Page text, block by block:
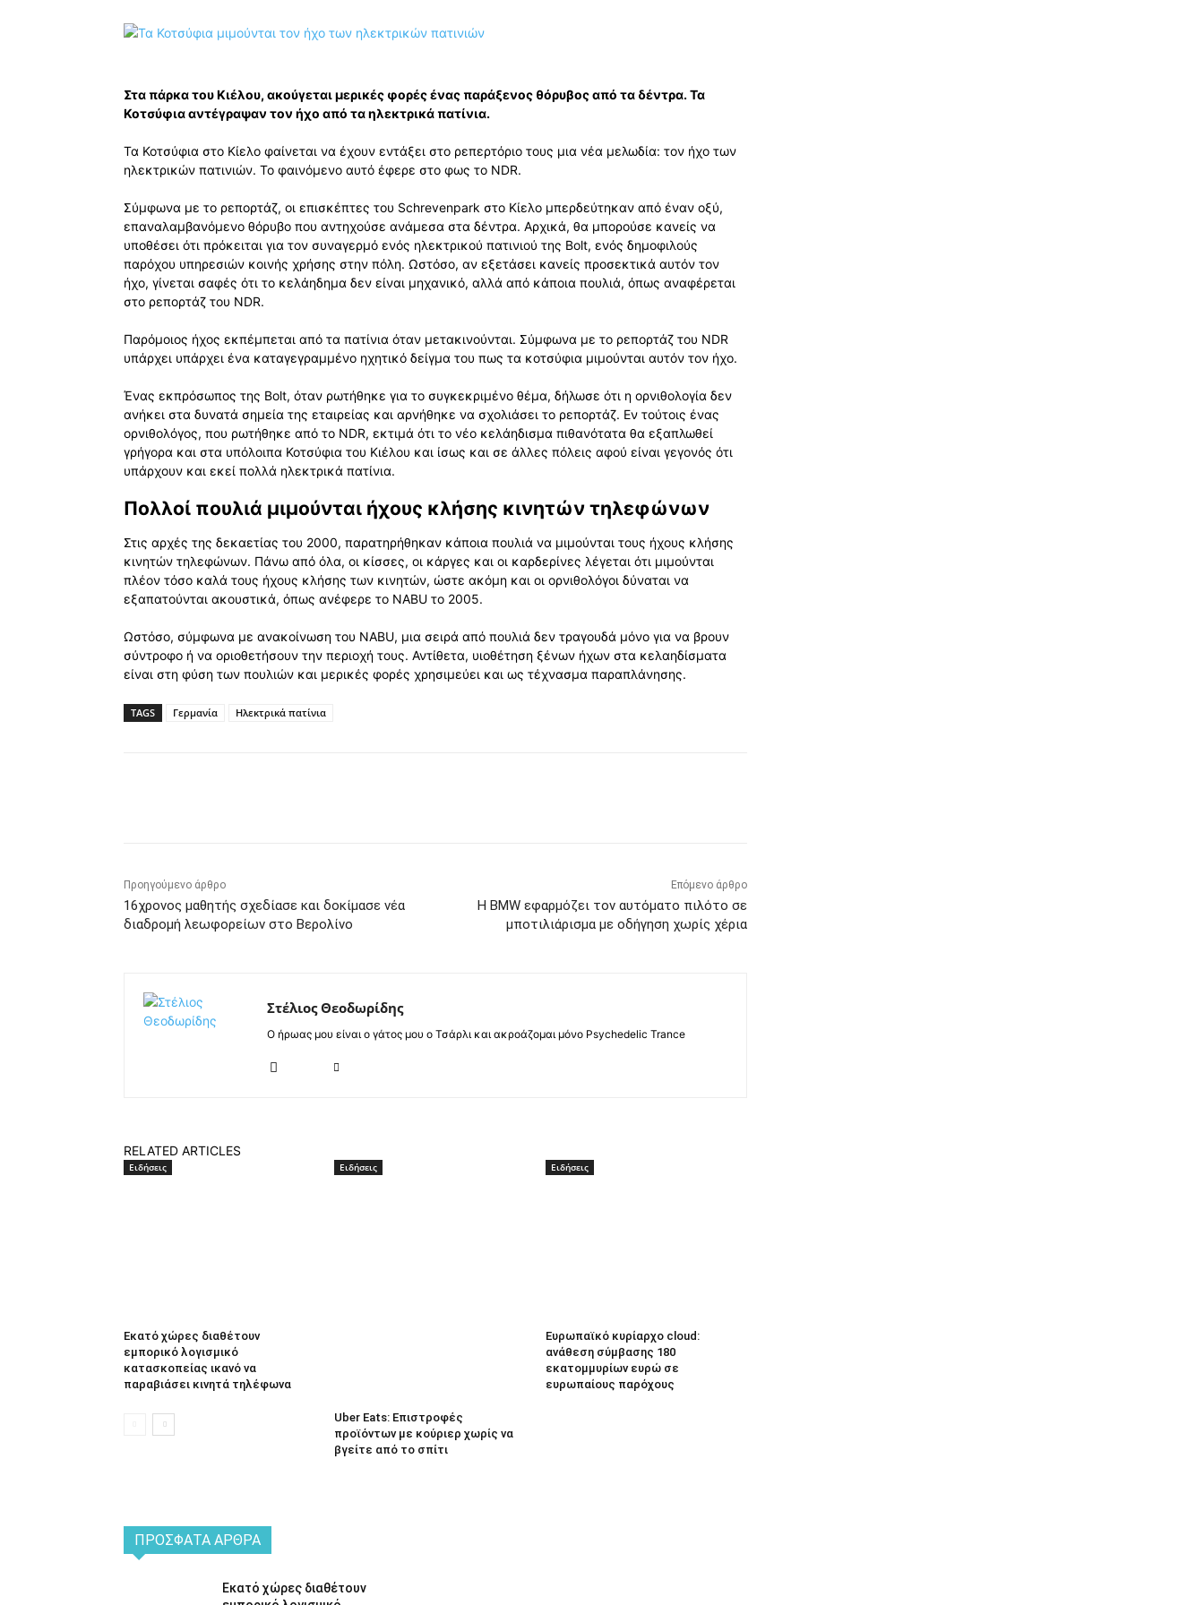
Στα πάρκα του Κιέλου, ακούγεται μερικές φορές ένας παράξενος θόρυβος από τα δέντρα. Τα
Κοτσύφια αντέγραψαν τον ήχο από τα ηλεκτρικά πατίνια.
Τα Κοτσύφια στο Κίελο φαίνεται να έχουν εντάξει στο ρεπερτόριο τους μια νέα μελωδία: τον ήχο των
ηλεκτρικών πατινιών. Το φαινόμενο αυτό έφερε στο φως το NDR.
Σύμφωνα με το ρεπορτάζ, οι επισκέπτες του Schrevenpark στο Κίελο μπερδεύτηκαν από έναν οξύ,
επαναλαμβανόμενο θόρυβο που αντηχούσε ανάμεσα στα δέντρα. Αρχικά, θα μπορούσε κανείς να
υποθέσει ότι πρόκειται για τον συναγερμό ενός ηλεκτρικού πατινιού της Bolt, ενός δημοφιλούς
παρόχου υπηρεσιών κοινής χρήσης στην πόλη. Ωστόσο, αν εξετάσει κανείς προσεκτικά αυτόν τον
ήχο, γίνεται σαφές ότι το κελάηδημα δεν είναι μηχανικό, αλλά από κάποια πουλιά, όπως αναφέρεται
στο ρεπορτάζ του NDR.
Παρόμοιος ήχος εκπέμπεται από τα πατίνια όταν μετακινούνται. Σύμφωνα με το ρεπορτάζ του NDR
υπάρχει υπάρχει ένα καταγεγραμμένο ηχητικό δείγμα του πως τα κοτσύφια μιμούνται αυτόν τον ήχο.
Ένας εκπρόσωπος της Bolt, όταν ρωτήθηκε για το συγκεκριμένο θέμα, δήλωσε ότι η ορνιθολογία δεν
ανήκει στα δυνατά σημεία της εταιρείας και αρνήθηκε να σχολιάσει το ρεπορτάζ. Εν τούτοις ένας
ορνιθολόγος, που ρωτήθηκε από το NDR, εκτιμά ότι το νέο κελάηδισμα πιθανότατα θα εξαπλωθεί
γρήγορα και στα υπόλοιπα Κοτσύφια του Κιέλου και ίσως και σε άλλες πόλεις αφού είναι γεγονός ότι
υπάρχουν και εκεί πολλά ηλεκτρικά πατίνια.
Πολλοί πουλιά μιμούνται ήχους κλήσης κινητών τηλεφώνων
Στις αρχές της δεκαετίας του 2000, παρατηρήθηκαν κάποια πουλιά να μιμούνται τους ήχους κλήσης
κινητών τηλεφώνων. Πάνω από όλα, οι κίσσες, οι κάργες και οι καρδερίνες λέγεται ότι μιμούνται
πλέον τόσο καλά τους ήχους κλήσης των κινητών, ώστε ακόμη και οι ορνιθολόγοι δύναται να
εξαπατούνται ακουστικά, όπως ανέφερε το NABU το 2005.
Ωστόσο, σύμφωνα με ανακοίνωση του NABU, μια σειρά από πουλιά δεν τραγουδά μόνο για να βρουν
σύντροφο ή να οριοθετήσουν την περιοχή τους. Αντίθετα, υιοθέτηση ξένων ήχων στα κελαηδίσματα
είναι στη φύση των πουλιών και μερικές φορές χρησιμεύει και ως τέχνασμα παραπλάνησης.
TAGS Γερμανία Ηλεκτρικά πατίνια
Προηγούμενο άρθρο
16χρονος μαθητής σχεδίασε και δοκίμασε νέα
διαδρομή λεωφορείων στο Βερολίνο
Επόμενο άρθρο
Η BMW εφαρμόζει τον αυτόματο πιλότο σε
μποτιλιάρισμα με οδήγηση χωρίς χέρια
Στέλιος Θεοδωρίδης
Ο ήρωας μου είναι ο γάτος μου ο Τσάρλι και ακροάζομαι μόνο Psychedelic Trance
RELATED ARTICLES
Ειδήσεις
Εκατό χώρες διαθέτουν
εμπορικό λογισμικό
κατασκοπείας ικανό να
παραβιάσει κινητά τηλέφωνα
Ειδήσεις
Uber Eats: Επιστροφές
προϊόντων με κούριερ χωρίς να
βγείτε από το σπίτι
Ειδήσεις
Ευρωπαϊκό κυρίαρχο cloud:
ανάθεση σύμβασης 180
εκατομμυρίων ευρώ σε
ευρωπαίους παρόχους
ΠΡΌΣΦΑΤΑ ΆΡΘΡΑ
Εκατό χώρες διαθέτουν